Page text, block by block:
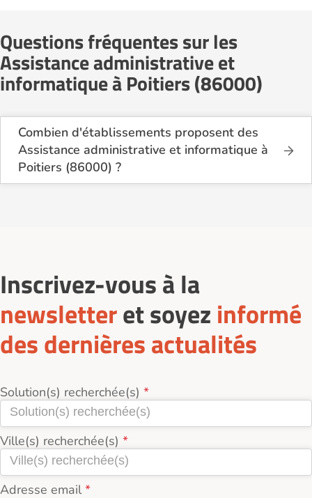
Questions fréquentes sur les
Assistance administrative et
informatique à Poitiers (86000)
Combien d'établissements proposent des
Assistance administrative et informatique à
Poitiers (86000) ?
Sur le site Logement-seniors.com, on recense
Inscrivez-vous à la
newsletteret soyez informé
des dernières actualités
Solution(s) recherchée(s)
Ville(s) recherchée(s)
Adresse email